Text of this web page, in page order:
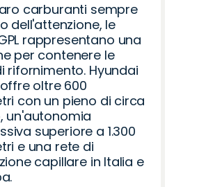
carburanti sempre
dell'attenzione, le
rappresentano una
per contenere le
rifornimento. Hyundai
offre oltre 600
con un pieno di circa
un'autonomia
superiore a 1.300
e una rete di
capillare in Italia e